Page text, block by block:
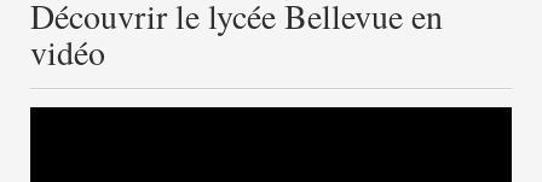
Découvrir le lycée Bellevue en
vidéo